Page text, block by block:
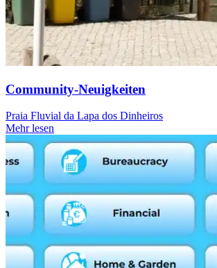
Community-Neuigkeiten
Praia Fluvial da Lapa dos Dinheiros
Mehr lesen